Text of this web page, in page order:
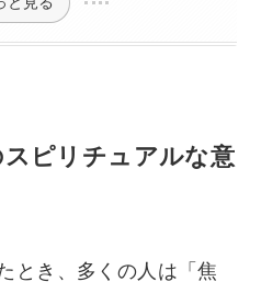
ピリチュアルな意
とき、多くの人は「焦